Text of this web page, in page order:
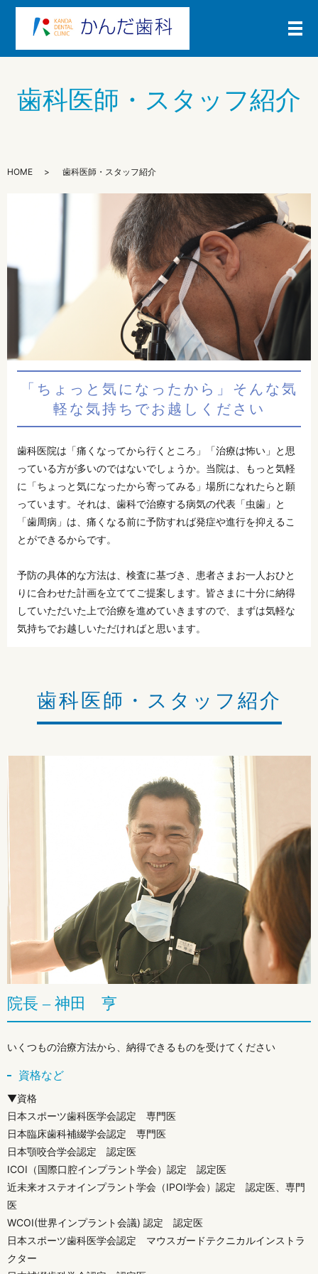
メ
歯科医師・スタッフ紹介
HOME 歯科医師・スタッフ紹介
「ちょっと気になったから」そんな気
軽な気持ちでお越しください
歯科医院は「痛くなってから行くところ」「治療は怖い」と思
っている方が多いのではないでしょうか。当院は、もっと気軽
に「ちょっと気になったから寄ってみる」場所になれたらと願
っています。それは、歯科で治療する病気の代表「虫歯」と
「歯周病」は、痛くなる前に予防すれば発症や進行を抑えるこ
とができるからです。
予防の具体的な方法は、検査に基づき、患者さまお一人おひと
りに合わせた計画を立ててご提案します。皆さまに十分に納得
していただいた上で治療を進めていきますので、まずは気軽な
気持ちでお越しいただければと思います。
歯科医師・スタッフ紹介
院長 – 神田 亨
いくつもの治療方法から、納得できるものを受けてください
資格など
▼資格
日本スポーツ歯科医学会認定 専門医
日本臨床歯科補綴学会認定 専門医
日本顎咬合学会認定 認定医
ICOI（国際口腔インプラント学会）認定 認定医
近未来オステオインプラント学会（IPOI学会）認定 認定医、専門
医
WCOI(世界インプラント会議) 認定 認定医
日本スポーツ歯科医学会認定 マウスガードテクニカルインストラ
クター